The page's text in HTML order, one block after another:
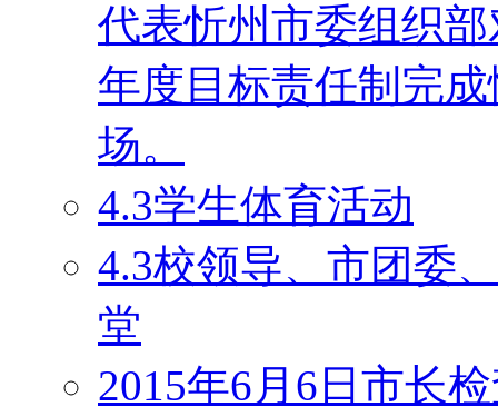
代表忻州市委组织
年度目标责任制完
场。
4.3学生体育活动
4.3校领导、市团委
堂
2015年6月6日市长